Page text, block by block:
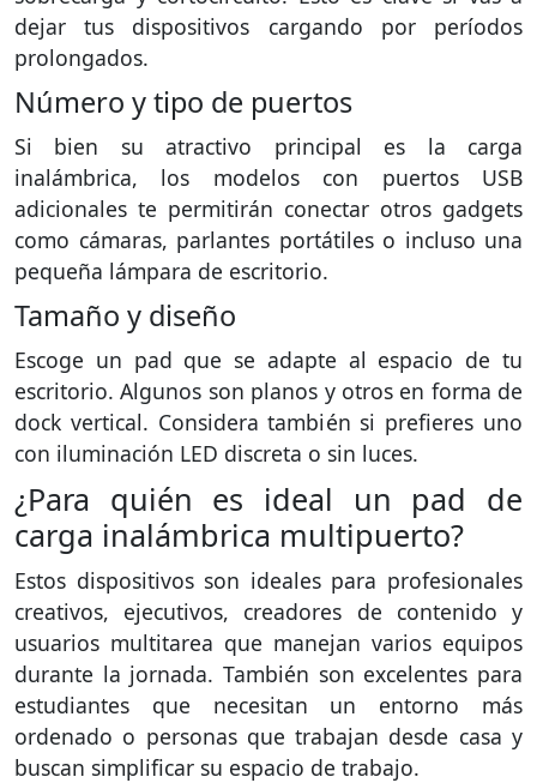
dejar tus dispositivos cargando por períodos
prolongados.
Número y tipo de puertos
Si bien su atractivo principal es la carga
inalámbrica, los modelos con puertos USB
adicionales te permitirán conectar otros gadgets
como cámaras, parlantes portátiles o incluso una
pequeña lámpara de escritorio.
Tamaño y diseño
Escoge un pad que se adapte al espacio de tu
escritorio. Algunos son planos y otros en forma de
dock vertical. Considera también si prefieres uno
con iluminación LED discreta o sin luces.
¿Para quién es ideal un pad de
carga inalámbrica multipuerto?
Estos dispositivos son ideales para profesionales
creativos, ejecutivos, creadores de contenido y
usuarios multitarea que manejan varios equipos
durante la jornada. También son excelentes para
estudiantes que necesitan un entorno más
ordenado o personas que trabajan desde casa y
buscan simplificar su espacio de trabajo.